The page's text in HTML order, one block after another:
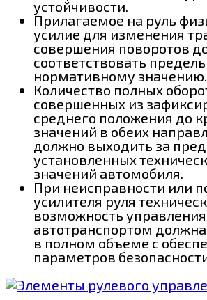
устойчивости.
Прилагаемое на руль
усилие для изменения
совершения поворотов
соответствовать
нормативному значению.
Количество полных
совершенных из
среднего положения до
значений в обеих
должно выходить за
установленных
значений автомобиля.
При неисправности или
усилителя руля
возможность управления
автотранспортом
в полном объеме с
параметров